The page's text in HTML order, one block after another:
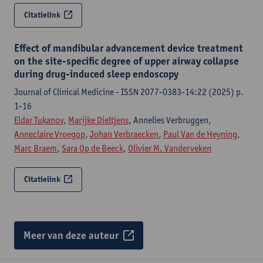
Citatielink
Effect of mandibular advancement device treatment
on the site-specific degree of upper airway collapse
during drug-induced sleep endoscopy
Journal of Clinical Medicine - ISSN 2077-0383-14:22 (2025) p.
1-16
Eldar Tukanov, Marijke Dieltjens, Annelies Verbruggen,
Anneclaire Vroegop, Johan Verbraecken, Paul Van de Heyning,
Marc Braem, Sara Op de Beeck, Olivier M. Vanderveken
Citatielink
Meer van deze auteur